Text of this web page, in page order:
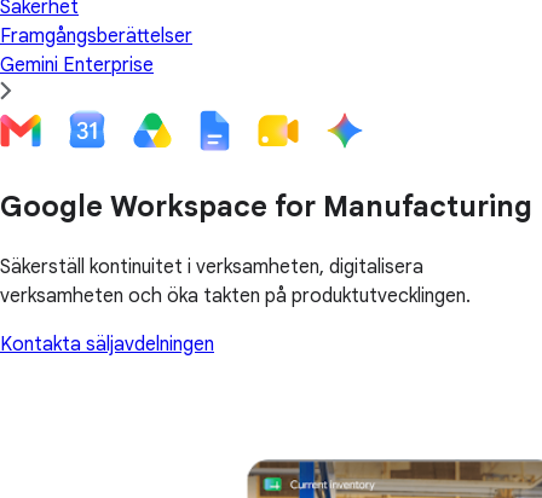
Säkerhet
Framgångsberättelser
Gemini Enterprise
Google Workspace for Manufacturing
Säkerställ kontinuitet i verksamheten, digitalisera
verksamheten och öka takten på produktutvecklingen.
Kontakta säljavdelningen